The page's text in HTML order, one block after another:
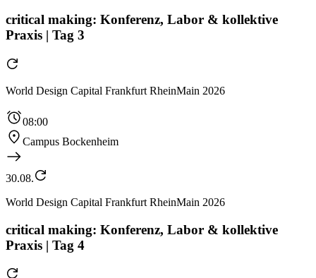
critical making: Konferenz, Labor & kollektive
Praxis | Tag 3
World Design Capital Frankfurt RheinMain 2026
08:00
Campus Bockenheim
30.08.
World Design Capital Frankfurt RheinMain 2026
critical making: Konferenz, Labor & kollektive
Praxis | Tag 4